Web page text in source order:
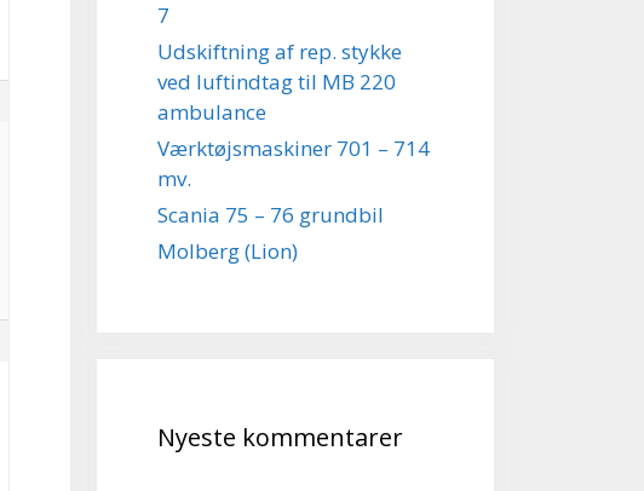
7
Udskiftning af rep. stykke
ved luftindtag til MB 220
ambulance
Værktøjsmaskiner 701 – 714
mv.
Scania 75 – 76 grundbil
Molberg (Lion)
Nyeste kommentarer